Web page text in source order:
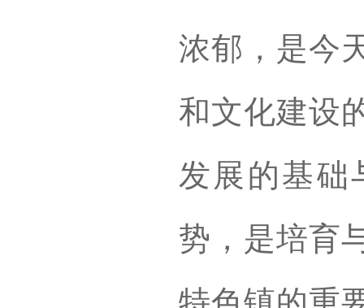
浓郁，是今
和文化建设
发展的基础
势，是培育